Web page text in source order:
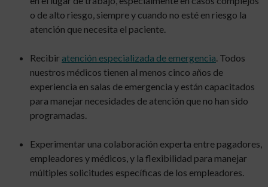
o de alto riesgo, siempre y cuando no esté en riesgo la
atención que necesita el paciente.
Recibir atención especializada de emergencia. Todos
nuestros médicos tienen al menos cinco años de
experiencia en salas de emergencia y están capacitados
para manejar necesidades de atención que no han sido
programadas.
Experimentar una colaboración experta entre pagadores,
empleadores y médicos, y la flexibilidad para manejar
múltiples solicitudes específicas de los empleadores.